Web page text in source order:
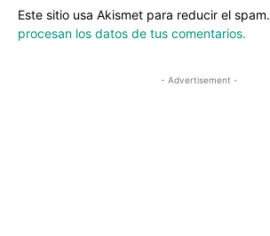
Este sitio usa Akismet para reducir el spam.
procesan los datos de tus comentarios.
- Advertisement -